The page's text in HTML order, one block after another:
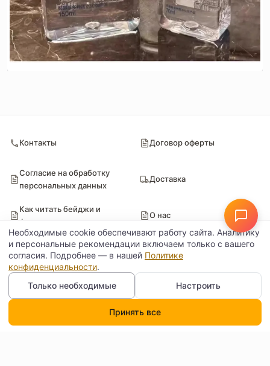
Контакты Договор оферты
Согласие на обработку
персональных данных
Доставка
Как читать бейджи и
фильтры
О нас
Отзывы FAQ
Блог Обратная связь
Проверенные поставщики
Необходимые cookie обеспечивают работу сайта. Аналитику
и персональные рекомендации включаем только с вашего
согласия. Подробнее — в нашей Политике
конфиденциальности.
Только необходимые
Настроить
Принять все